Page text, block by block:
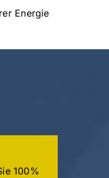
Energie
100%